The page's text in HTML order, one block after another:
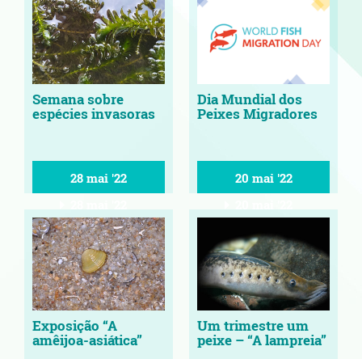
Semana sobre
espécies invasoras
28 mai '22
Dia Mundial dos
Peixes Migradores
20 mai '22
Exposição “A
amêijoa-asiática”
Um trimestre um
peixe – “A lampreia”